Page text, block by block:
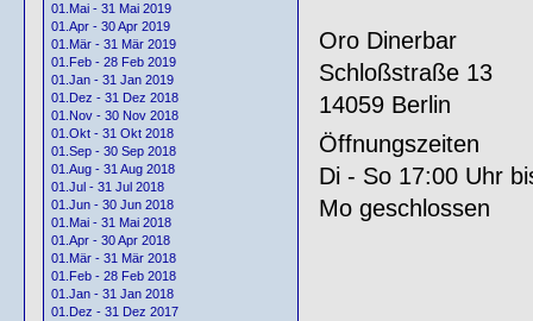
01.Mai - 31 Mai 2019
01.Apr - 30 Apr 2019
01.Mär - 31 Mär 2019
01.Feb - 28 Feb 2019
01.Jan - 31 Jan 2019
01.Dez - 31 Dez 2018
01.Nov - 30 Nov 2018
01.Okt - 31 Okt 2018
01.Sep - 30 Sep 2018
01.Aug - 31 Aug 2018
01.Jul - 31 Jul 2018
01.Jun - 30 Jun 2018
01.Mai - 31 Mai 2018
01.Apr - 30 Apr 2018
01.Mär - 31 Mär 2018
01.Feb - 28 Feb 2018
01.Jan - 31 Jan 2018
01.Dez - 31 Dez 2017
Oro Dinerbar
Schloßstraße 13
14059 Berlin
Öffnungszeiten
Di - So 17:00 Uhr
Mo geschlossen